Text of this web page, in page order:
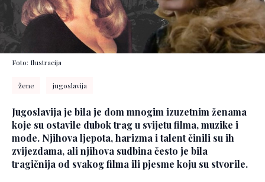
Foto: Ilustracija
žene jugoslavija
Jugoslavija je bila je dom mnogim izuzetnim ženama
koje su ostavile dubok trag u svijetu filma, muzike i
mode. Njihova ljepota, harizma i talent činili su ih
zvijezdama, ali njihova sudbina često je bila
tragičnija od svakog filma ili pjesme koju su stvorile.